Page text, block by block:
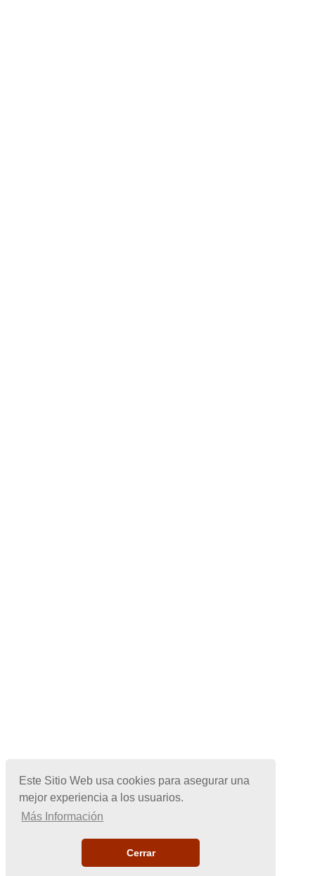
Este Sitio Web usa cookies para asegurar una
mejor experiencia a los usuarios.
Más Información
Cerrar